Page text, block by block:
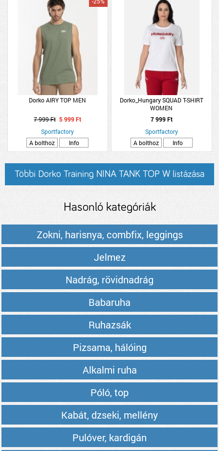
Dorko AIRY TOP MEN
7 999 Ft 5 999 Ft
Sportfactory
A bolthoz
Info
Dorko_Hungary SQUAD T-SHIRT
WOMEN
7 999 Ft
Sportfactory
A bolthoz
Info
Többi Dorko Training NINA TANK TOP W listázása
Hasonló kategóriák
Zokni, harisnya, combfix, leggings
Jelmez
Nadrág, rövidnadrág
Babaruha
Ruhazsák
Pizsama, hálóing
Alkalmi ruha
Póló, top
Kabát, dzseki, mellény
Pulóver, kardigán